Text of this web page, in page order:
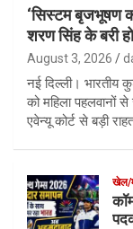
‘सिस्टम बृजभूषण
शरण सिंह के बरी
August 3, 2026
नई दिल्ली। भारतीय
को महिला पहलवानों
एवेन्यू कोर्ट से बड़ी राहत
खेल/